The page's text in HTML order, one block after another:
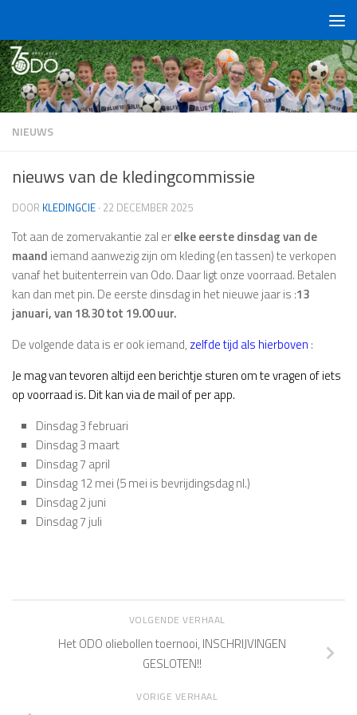
NIEUWS
nieuws van de kledingcommissie
DOOR KLEDINGCIE · 22 DECEMBER 2025
Tot aan de zomervakantie zal erelke eerste dinsdag van de
maand iemand aanwezig zijn om kleding (en tassen) te verkopen
vanaf het buitenterrein van Odo. Daar ligt onze voorraad. Betalen
kan dan met pin. De eerste dinsdag in het nieuwe jaar is :13
januari, van 18.30 tot 19.00 uur.
De volgende data is er ook iemand, zelfde tijd als hierboven :
Je mag van tevoren altijd een berichtje sturen om te vragen of iets
op voorraad is. Dit kan via de mail of per app.
Dinsdag 3 februari
Dinsdag 3 maart
Dinsdag 7 april
Dinsdag 12 mei (5 mei is bevrijdingsdag nl.)
Dinsdag 2 juni
Dinsdag 7 juli
VOLGENDE VERHAAL
Het ODO oliebollen toernooi, INSCHRIJVINGEN
GESLOTEN!!
VORIGE VERHAAL